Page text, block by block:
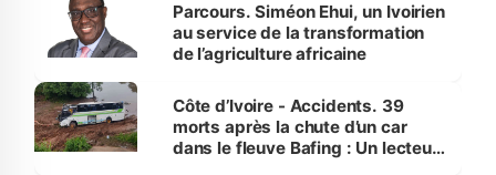
Parcours. Siméon Ehui, un Ivoirien
au service de la transformation
de l’agriculture africaine
Côte d’Ivoire - Accidents. 39
morts après la chute d’un car
dans le fleuve Bafing : Un lecteur